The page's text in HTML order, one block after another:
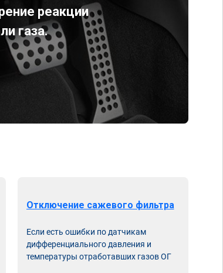
реакции
газа.
Отключение сажевого фильтра
Если есть ошибки по датчикам
дифференциального давления и
температуры отработавших газов ОГ